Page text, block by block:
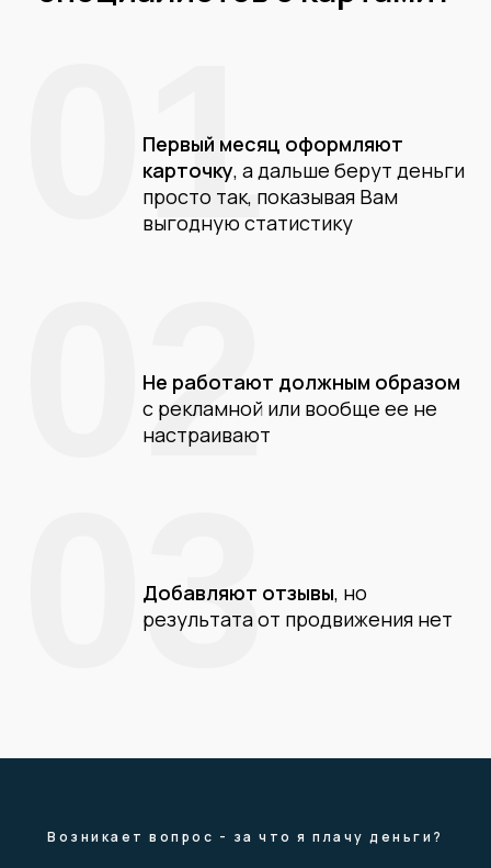
Первый месяц оформляют
карточку, а дальше берут деньги
просто так, показывая Вам
выгодную статистику
01
Не работают должным образом
с рекламной или вообще ее не
настраивают
02
Добавляют отзывы, но
результата от продвижения нет
03
Возникает вопрос - за что я плачу деньги?